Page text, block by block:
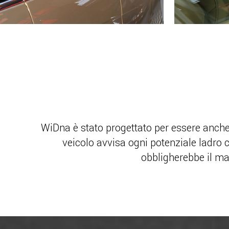
WiDna è stato progettato per essere
veicolo avvisa ogni potenziale ladro
obbligherebbe il